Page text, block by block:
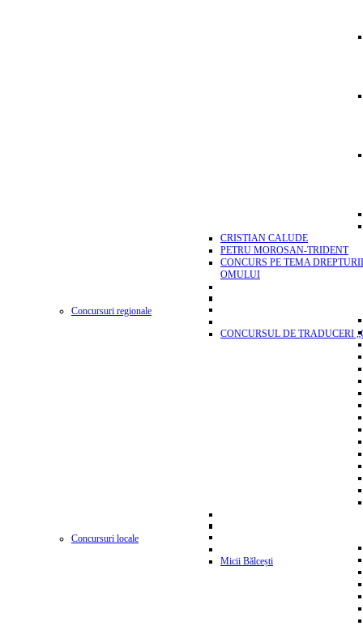
CRISTIAN CALUDE
PETRU MOROSAN-TRIDENT
CONCURS PE TEMA
OMULUI
Concursuri regionale
CONCURSUL DE TRADUCERI
Concursuri locale
Micii Bălcești